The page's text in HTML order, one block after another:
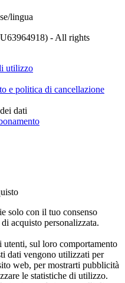
lingua
- All rights
utilizzo
e politica di cancellazione
dati
solo con il tuo consenso
acquisto personalizzata.
sul loro comportamento
dati vengono utilizzati per
web, per mostrarti pubblicità
le statistiche di utilizzo.